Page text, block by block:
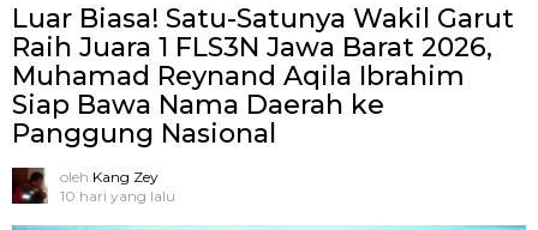
Luar Biasa! Satu-Satunya Wakil Garut
Raih Juara 1 FLS3N Jawa Barat 2026,
Muhamad Reynand Aqila Ibrahim
Siap Bawa Nama Daerah ke
Panggung Nasional
oleh Kang Zey
10 hari yang lalu